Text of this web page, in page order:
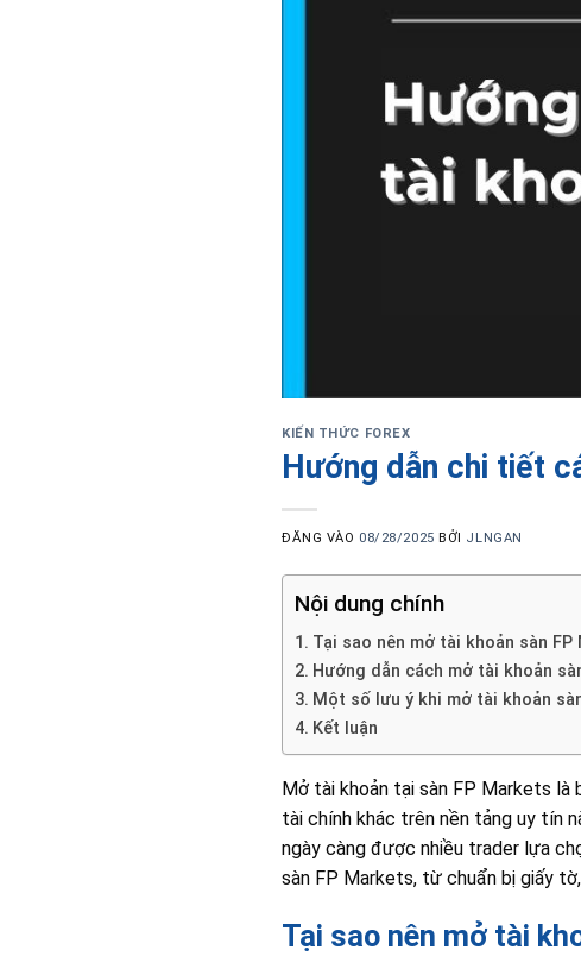
KIẾN THỨC FOREX
Hướng dẫn chi tiết
ĐĂNG VÀO 08/28/2025 BỞI JLNGAN
Nội dung chính
Tại sao nên mở tài khoản sàn FP
Hướng dẫn cách mở tài khoản
Một số lưu ý khi mở tài khoản
Kết luận
Mở tài khoản tại sàn FP Markets là
tài chính khác trên nền tảng uy tín
ngày càng được nhiều trader lựa
sàn FP Markets, từ chuẩn bị giấy
Tại sao nên mở tài